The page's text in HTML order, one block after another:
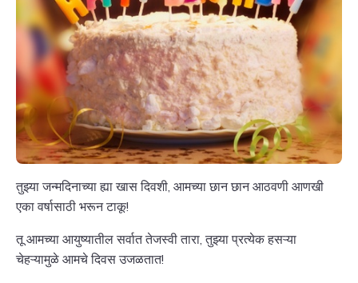
तुझ्या जन्मदिनाच्या ह्या खास दिवशी, आमच्या छान छान आठवणी आणखी
एका वर्षासाठी भरून टाकू!
तू आमच्या आयुष्यातील सर्वात तेजस्वी तारा, तुझ्या प्रत्येक हसऱ्या
चेहऱ्यामुळे आमचे दिवस उजळतात!